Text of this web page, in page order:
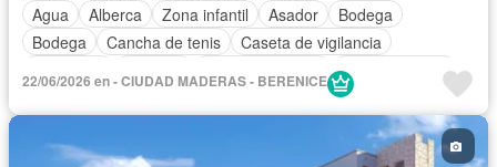
Agua
Alberca Zona infantil Asador
Bodega
Bodega
Cancha de tenis
Caseta de vigilancia
Cocina integral
Electricidad
Jardín
Despacho
Recámara con closet
Sala polivalente
22/06/2026 en - CIUDAD MADERAS - BERENICE